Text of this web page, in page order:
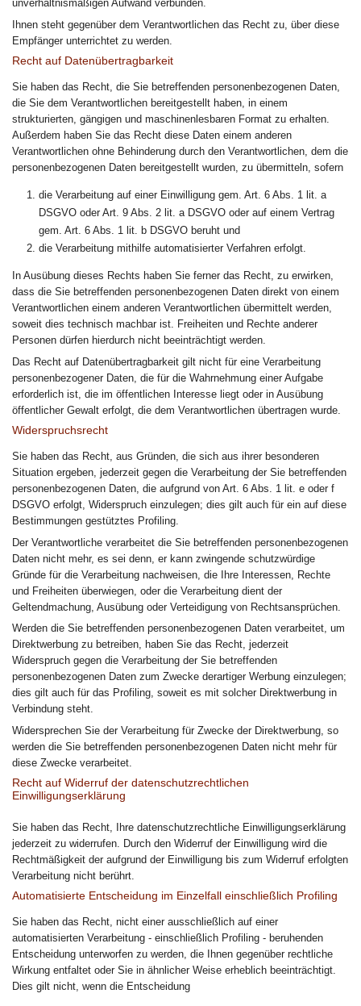
unverhältnismäßigen Aufwand verbunden.
Ihnen steht gegenüber dem Verantwortlichen das Recht zu, über diese
Empfänger unterrichtet zu werden.
Recht auf Datenübertragbarkeit
Sie haben das Recht, die Sie betreffenden personenbezogenen Daten,
die Sie dem Verantwortlichen bereitgestellt haben, in einem
strukturierten, gängigen und maschinenlesbaren Format zu erhalten.
Außerdem haben Sie das Recht diese Daten einem anderen
Verantwortlichen ohne Behinderung durch den Verantwortlichen, dem die
personenbezogenen Daten bereitgestellt wurden, zu übermitteln, sofern
die Verarbeitung auf einer Einwilligung gem. Art. 6 Abs. 1 lit. a
DSGVO oder Art. 9 Abs. 2 lit. a DSGVO oder auf einem Vertrag
gem. Art. 6 Abs. 1 lit. b DSGVO beruht und
die Verarbeitung mithilfe automatisierter Verfahren erfolgt.
In Ausübung dieses Rechts haben Sie ferner das Recht, zu erwirken,
dass die Sie betreffenden personenbezogenen Daten direkt von einem
Verantwortlichen einem anderen Verantwortlichen übermittelt werden,
soweit dies technisch machbar ist. Freiheiten und Rechte anderer
Personen dürfen hierdurch nicht beeinträchtigt werden.
Das Recht auf Datenübertragbarkeit gilt nicht für eine Verarbeitung
personenbezogener Daten, die für die Wahrnehmung einer Aufgabe
erforderlich ist, die im öffentlichen Interesse liegt oder in Ausübung
öffentlicher Gewalt erfolgt, die dem Verantwortlichen übertragen wurde.
Widerspruchsrecht
Sie haben das Recht, aus Gründen, die sich aus ihrer besonderen
Situation ergeben, jederzeit gegen die Verarbeitung der Sie betreffenden
personenbezogenen Daten, die aufgrund von Art. 6 Abs. 1 lit. e oder f
DSGVO erfolgt, Widerspruch einzulegen; dies gilt auch für ein auf diese
Bestimmungen gestütztes Profiling.
Der Verantwortliche verarbeitet die Sie betreffenden personenbezogenen
Daten nicht mehr, es sei denn, er kann zwingende schutzwürdige
Gründe für die Verarbeitung nachweisen, die Ihre Interessen, Rechte
und Freiheiten überwiegen, oder die Verarbeitung dient der
Geltendmachung, Ausübung oder Verteidigung von Rechtsansprüchen.
Werden die Sie betreffenden personenbezogenen Daten verarbeitet, um
Direktwerbung zu betreiben, haben Sie das Recht, jederzeit
Widerspruch gegen die Verarbeitung der Sie betreffenden
personenbezogenen Daten zum Zwecke derartiger Werbung einzulegen;
dies gilt auch für das Profiling, soweit es mit solcher Direktwerbung in
Verbindung steht.
Widersprechen Sie der Verarbeitung für Zwecke der Direktwerbung, so
werden die Sie betreffenden personenbezogenen Daten nicht mehr für
diese Zwecke verarbeitet.
Recht auf Widerruf der datenschutzrechtlichen
Einwilligungserklärung
Sie haben das Recht, Ihre datenschutzrechtliche Einwilligungserklärung
jederzeit zu widerrufen. Durch den Widerruf der Einwilligung wird die
Rechtmäßigkeit der aufgrund der Einwilligung bis zum Widerruf erfolgten
Verarbeitung nicht berührt.
Automatisierte Entscheidung im Einzelfall einschließlich Profiling
Sie haben das Recht, nicht einer ausschließlich auf einer
automatisierten Verarbeitung - einschließlich Profiling - beruhenden
Entscheidung unterworfen zu werden, die Ihnen gegenüber rechtliche
Wirkung entfaltet oder Sie in ähnlicher Weise erheblich beeinträchtigt.
Dies gilt nicht, wenn die Entscheidung